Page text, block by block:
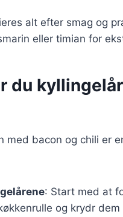
alt efter smag og
eller timian for
du
med bacon og chili er
: Start med at
og krydr